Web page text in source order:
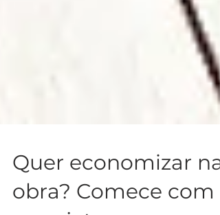
Quer economizar na